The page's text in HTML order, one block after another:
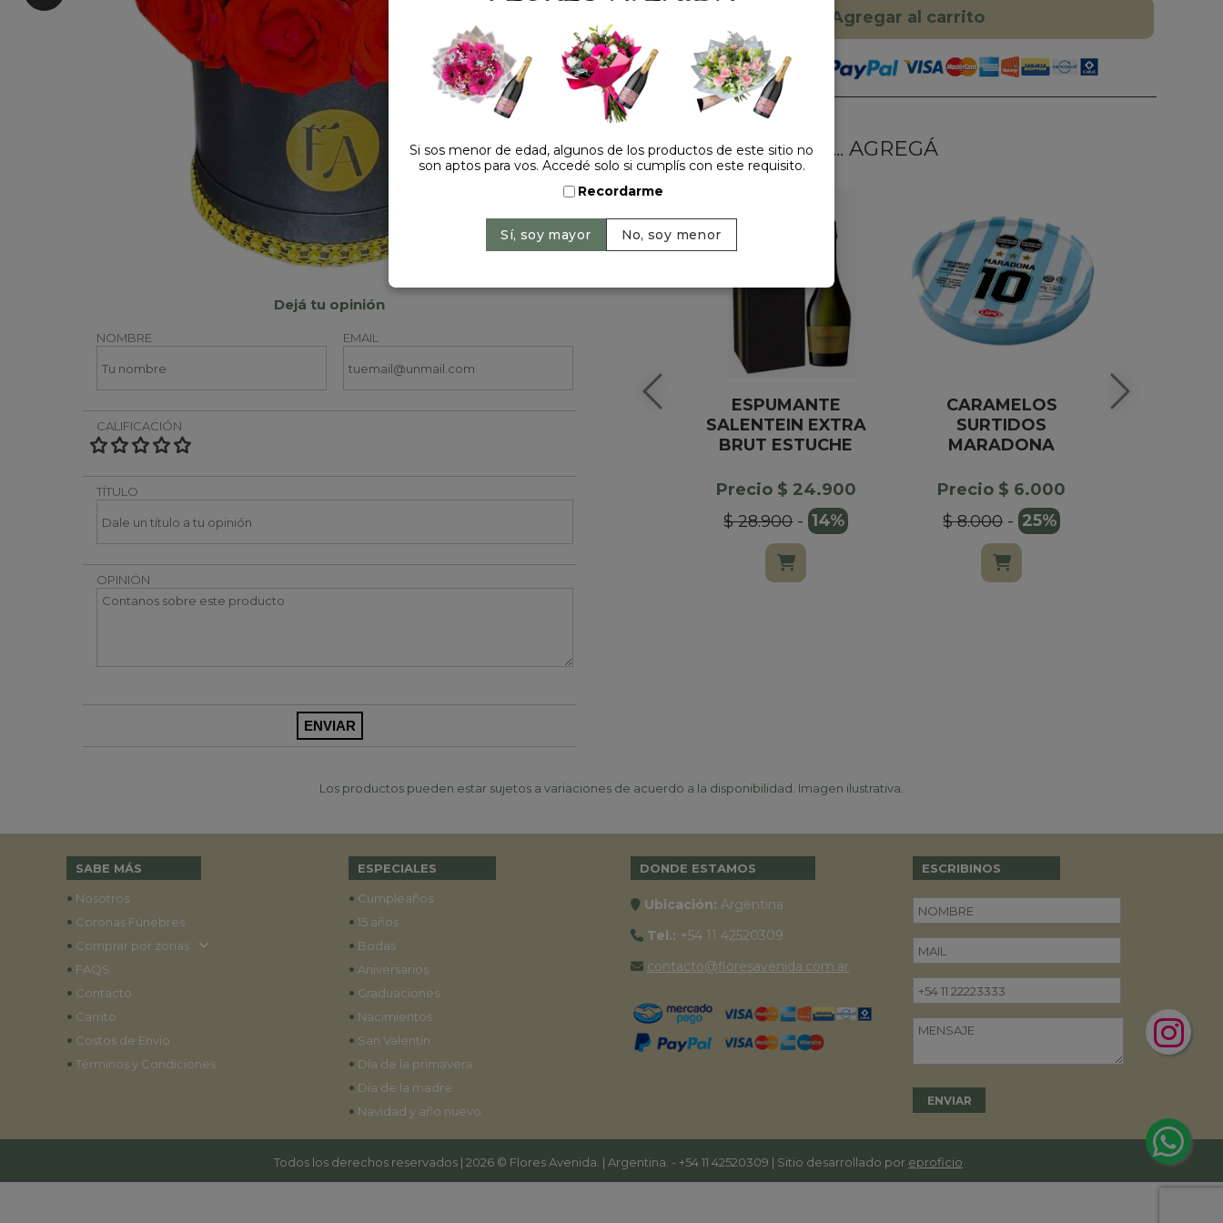
Dejá tu opinión
NOMBRE EMAIL
CALIFICACIÓN
TÍTULO
OPINIÓN
Agregar al carrito
HACELO ESPECIAL... AGREGÁ
ESPUMANTE
SALENTEIN EXTRA
BRUT ESTUCHE
Precio $ 24.900
$ 28.900-14%
CARAMELOS
SURTIDOS
MARADONA
Precio $ 6.000
$ 8.000- 25%
Los productos pueden estar sujetos a variaciones de acuerdo a la disponibilidad. Imagen ilustrativa.
SABE MÁS
• Nosotros
• Coronas Fúnebres
• Comprar por zonas
• FAQS
• Contacto
• Carrito
• Costos de Envío
• Términos y Condiciones
ESPECIALES
• Cumpleaños
• 15 años
• Bodas
• Aniversarios
• Graduaciones
• Nacimientos
• San Valentín
• Día de la primavera
• Día de la madre
• Navidad y año nuevo
DONDE ESTAMOS
Ubicación: Argentina
Tel.: +54 11 42520309
contacto@floresavenida.com.ar
ESCRIBINOS
Todos los derechos reservados | 2026 © Flores Avenida. | Argentina. - +54 11 42520309 | Sitio desarrollado por eproficio
Si sos menor de edad, algunos de los productos de este sitio no
son aptos para vos. Accedé solo si cumplís con este requisito.
Recordarme